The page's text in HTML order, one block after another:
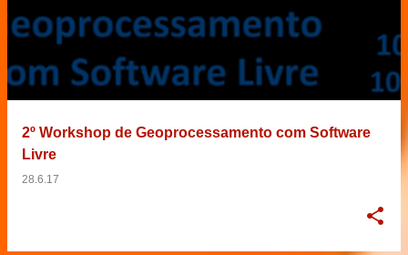
2º Workshop de Geoprocessamento com Software
Livre
28.6.17